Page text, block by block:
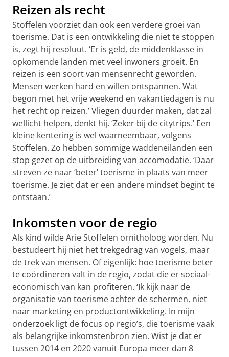
Reizen als recht
Stoffelen voorziet dan ook een verdere groei van
toerisme. Dat is een ontwikkeling die niet te stoppen
is, zegt hij resoluut. ‘Er is geld, de middenklasse in
opkomende landen met veel inwoners groeit. En
reizen is een soort van mensenrecht geworden.
Mensen werken hard en willen ontspannen. Wat
begon met het vrije weekend en vakantiedagen is nu
het recht op reizen.’ Vliegen duurder maken, dat zal
wellicht helpen, denkt hij. ‘Zeker bij de citytrips.’ Een
kleine kentering is wel waarneembaar, volgens
Stoffelen. Zo hebben sommige waddeneilanden een
stop gezet op de uitbreiding van accomodatie. ‘Daar
streven ze naar ‘beter’ toerisme in plaats van meer
toerisme. Je ziet dat er een andere mindset begint te
ontstaan.’
Inkomsten voor de regio
Als kind wilde Arie Stoffelen ornitholoog worden. Nu
bestudeert hij niet het trekgedrag van vogels, maar
de trek van mensen. Of eigenlijk: hoe toerisme beter
te coördineren valt in de regio, zodat die er sociaal-
economisch van kan profiteren. ‘Ik kijk naar de
organisatie van toerisme achter de schermen, niet
naar marketing en productontwikkeling. In mijn
onderzoek ligt de focus op regio’s, die toerisme vaak
als belangrijke inkomstenbron zien. Wist je dat er
tussen 2014 en 2020 vanuit Europa meer dan 8